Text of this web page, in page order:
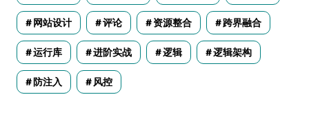
网站设计 评论 资源整合 跨界融合
运行库 进阶实战 逻辑 逻辑架构
防注入 风控